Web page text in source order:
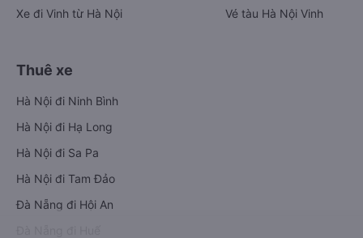
Xe đi Vinh từ Hà Nội
Vé tàu Hà Nội Vinh
Thuê xe
Hà Nội đi Ninh Bình
Hà Nội đi Hạ Long
Hà Nội đi Sa Pa
Hà Nội đi Tam Đảo
Đà Nẵng đi Hội An